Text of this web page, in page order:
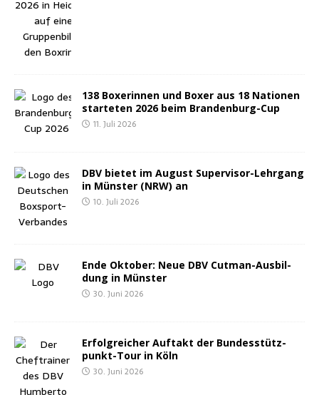
138 Boxe­rin­nen und Boxer aus 18 Natio­nen
star­te­ten 2026 beim Brandenburg-Cup
11. Juli 2026
DBV bie­tet im August Super­vi­sor-Lehr­gang
in Müns­ter (NRW) an
10. Juli 2026
Ende Okto­ber: Neue DBV Cut­man-Aus­bil­
dung in Münster
30. Juni 2026
Erfolg­rei­cher Auf­takt der Bun­des­stütz­
punkt-Tour in Köln
30. Juni 2026